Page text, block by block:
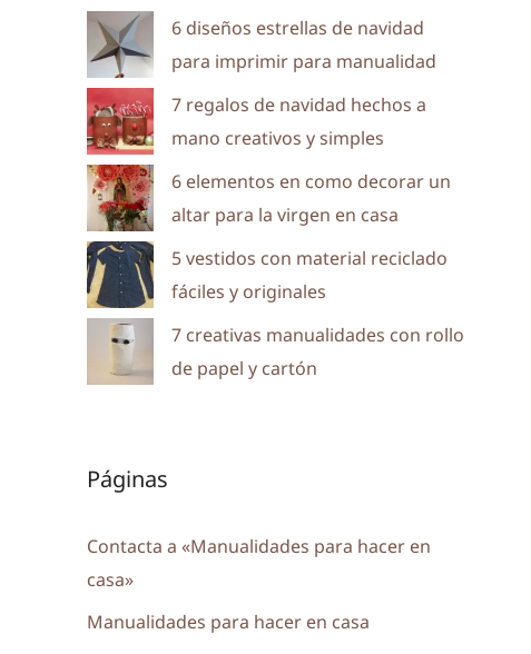
6 diseños estrellas de navidad
para imprimir para manualidad
7 regalos de navidad hechos a
mano creativos y simples
6 elementos en como decorar un
altar para la virgen en casa
5 vestidos con material reciclado
fáciles y originales
7 creativas manualidades con rollo
de papel y cartón
Páginas
Contacta a «Manualidades para hacer en
casa»
Manualidades para hacer en casa